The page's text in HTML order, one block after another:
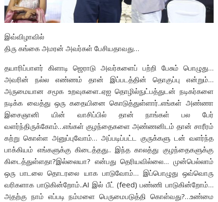
இவ்விழாவில்
திரு கங்கை அமரன் அவர்கள் பேசியதாவது…
தயாரிப்பாளர் கிளாடி ஜெராடு அவர்களைப் பற்றி பேசும் பொழுது…
அவரின் நல்ல எண்ணம் தான் இப்படத்தின் தொகுப்பு என்றும்…
அருமையான சமூக உறவுகளை..ஏஐ தொழில்நுட்பத்துடன் நடிகர்களை
நடிக்க வைத்து ஒரு கதையினை கொடுத்துள்ளார்..எங்கள் அண்ணா
இசைஞானி யின் வாசிப்பில் தான் நாங்கள் பல பேர்
வளர்ந்திருக்கோம்…எங்கள் குழந்தைகளை அண்ணனிடம் தான் சாரீரம்
கற்று கொள்ள அனுப்புவோம்… அப்படிப்பட்ட குருக்களு டன் வளர்ந்த
பாக்கியம் எங்களுக்கு கிடைத்தது.. இந்த காலத்து குழந்தைகளுக்கு
கிடைத்துள்ளதா?இல்லையா? என்பது தெரியவில்லை… முன்பெல்லாம்
ஒரு பாடலை தொடரலை யாக பாடுவோம்… இப்பொழுது ஒவ்வொரு
வரிகளாக பாடுகின்றோம்..AI இல் பீட் (feed) பண்ணி பாடுகின்றோம்…
அதற்கு நாம் எப்படி நம்மளை பெருமைபடுத்தி கொள்வது?…உண்மை